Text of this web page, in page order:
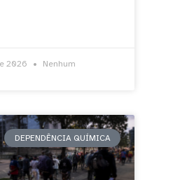
2026
Nenhum
DEPENDÊNCIA QUÍMICA